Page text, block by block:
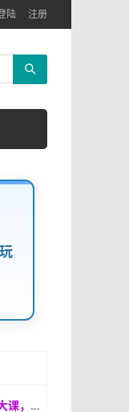
陆 注册
的“小春晚